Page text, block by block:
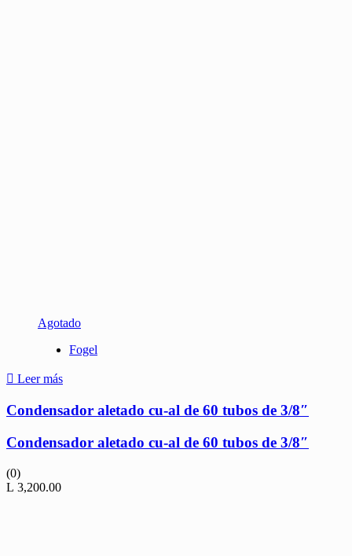
Agotado
Fogel
Leer más
Condensador aletado cu-al de 60 tubos de 3/8″
Condensador aletado cu-al de 60 tubos de 3/8″
(0)
L 3,200.00